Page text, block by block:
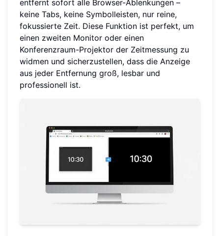
entfernt sofort alle Browser-Ablenkungen –
keine Tabs, keine Symbolleisten, nur reine,
fokussierte Zeit. Diese Funktion ist perfekt, um
einen zweiten Monitor oder einen
Konferenzraum-Projektor der Zeitmessung zu
widmen und sicherzustellen, dass die Anzeige
aus jeder Entfernung groß, lesbar und
professionell ist.